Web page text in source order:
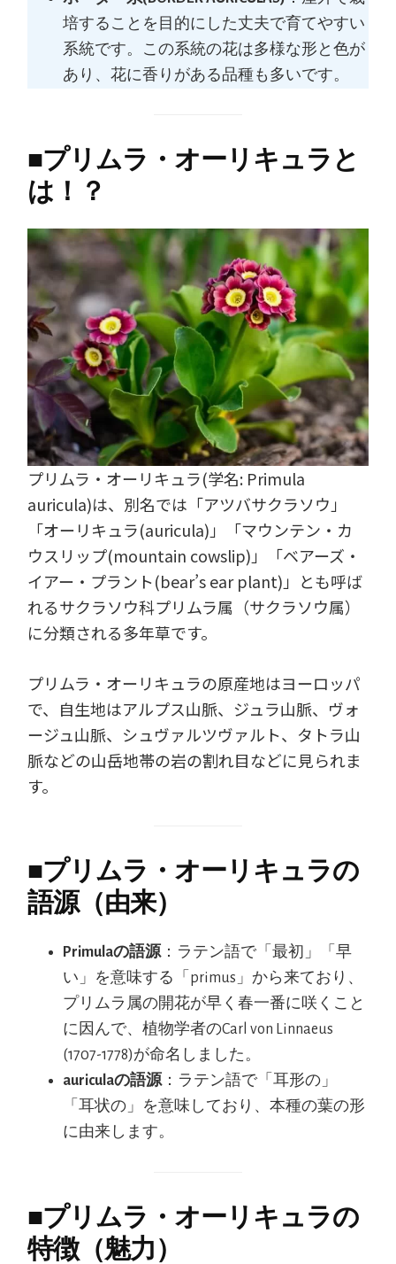
培することを目的にした丈夫で育てやすい
系統です。この系統の花は多様な形と色が
あり、花に香りがある品種も多いです。
■プリムラ・オーリキュラと
は！？
プリムラ・オーリキュラ(学名: Primula
auricula)は、別名では「アツバサクラソウ」
「オーリキュラ(auricula)」「マウンテン・カ
ウスリップ(mountain cowslip)」「ベアーズ・
イアー・プラント(bear’s ear plant)」とも呼ば
れるサクラソウ科プリムラ属（サクラソウ属）
に分類される多年草です。
プリムラ・オーリキュラの原産地はヨーロッパ
で、自生地はアルプス山脈、ジュラ山脈、ヴォ
ージュ山脈、シュヴァルツヴァルト、タトラ山
脈などの山岳地帯の岩の割れ目などに見られま
す。
■プリムラ・オーリキュラの
語源（由来）
Primulaの語源：ラテン語で「最初」「早
い」を意味する「primus」から来ており、
プリムラ属の開花が早く春一番に咲くこと
に因んで、植物学者のCarl von Linnaeus
(1707-1778)が命名しました。
auriculaの語源：ラテン語で「耳形の」
「耳状の」を意味しており、本種の葉の形
に由来します。
■プリムラ・オーリキュラの
特徴（魅力）